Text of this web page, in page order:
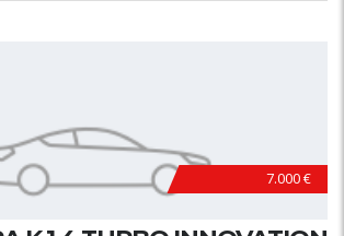
7.000 €